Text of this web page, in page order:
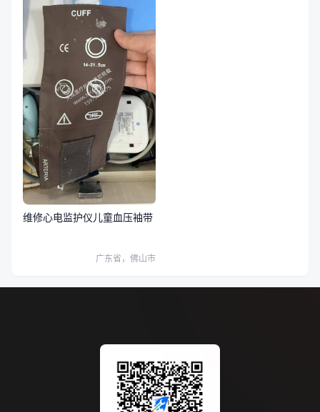
维修心电监护仪儿童血压袖带
广东省，佛山市